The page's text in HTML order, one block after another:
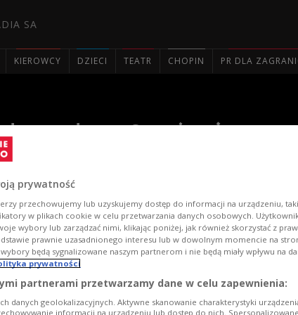
SA
KIEROWCY DZIECI TEATR CHOPIN PR DLA
w Sarajewie
zmieniającej
prywatność
przechowujemy lub uzyskujemy dostęp do informacji na urządzeniu,
w plikach cookie w celu przetwarzania danych osobowych.
wybory lub zarządzać nimi, klikając poniżej, jak również skorzystać z
prawnie uzasadnionego interesu lub w dowolnym momencie na
będą sygnalizowane naszym partnerom i nie będą miały wpływu na
prywatności
partnerami przetwarzamy dane w celu zapewnienia:
danych geolokalizacyjnych. Aktywne skanowanie charakterystyki
informacji na urządzeniu lub dostęp do nich.